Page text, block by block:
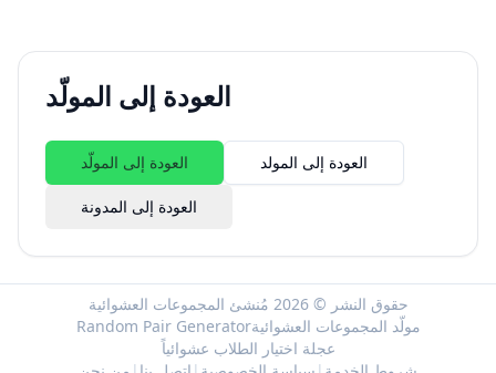
العودة إلى المولّد
العودة إلى المولّد العودة إلى المولد
العودة إلى المدونة
حقوق النشر © 2026 مُنشئ المجموعات العشوائية
Random Pair Generatorمولّد المجموعات العشوائية
عجلة اختيار الطلاب عشوائياً